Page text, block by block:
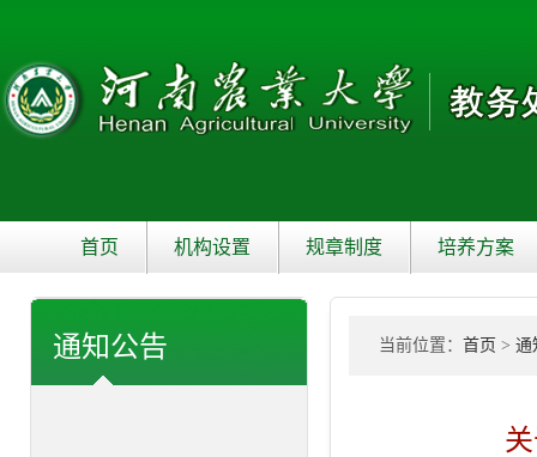
首页 机构设置 规章制度 培养方案
通知公告 当前位置： 首页 > 通